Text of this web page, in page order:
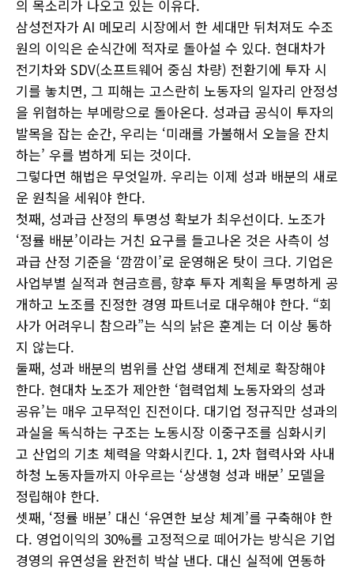
의 목소리가 나오고 있는 이유다.
삼성전자가 AI 메모리 시장에서 한 세대만 뒤처져도 수조
원의 이익은 순식간에 적자로 돌아설 수 있다. 현대차가
전기차와 SDV(소프트웨어 중심 차량) 전환기에 투자 시
기를 놓치면, 그 피해는 고스란히 노동자의 일자리 안정성
을 위협하는 부메랑으로 돌아온다. 성과급 공식이 투자의
발목을 잡는 순간, 우리는 ‘미래를 가불해서 오늘을 잔치
하는’ 우를 범하게 되는 것이다.
그렇다면 해법은 무엇일까. 우리는 이제 성과 배분의 새로
운 원칙을 세워야 한다.
첫째, 성과급 산정의 투명성 확보가 최우선이다. 노조가
‘정률 배분’이라는 거친 요구를 들고나온 것은 사측이 성
과급 산정 기준을 ‘깜깜이’로 운영해온 탓이 크다. 기업은
사업부별 실적과 현금흐름, 향후 투자 계획을 투명하게 공
개하고 노조를 진정한 경영 파트너로 대우해야 한다. “회
사가 어려우니 참으라”는 식의 낡은 훈계는 더 이상 통하
지 않는다.
둘째, 성과 배분의 범위를 산업 생태계 전체로 확장해야
한다. 현대차 노조가 제안한 ‘협력업체 노동자와의 성과
공유’는 매우 고무적인 진전이다. 대기업 정규직만 성과의
과실을 독식하는 구조는 노동시장 이중구조를 심화시키
고 산업의 기초 체력을 약화시킨다. 1, 2차 협력사와 사내
하청 노동자들까지 아우르는 ‘상생형 성과 배분’ 모델을
정립해야 한다.
셋째, ‘정률 배분’ 대신 ‘유연한 보상 체계’를 구축해야 한
다. 영업이익의 30%를 고정적으로 떼어가는 방식은 기업
경영의 유연성을 완전히 박살 낸다. 대신 실적에 연동하